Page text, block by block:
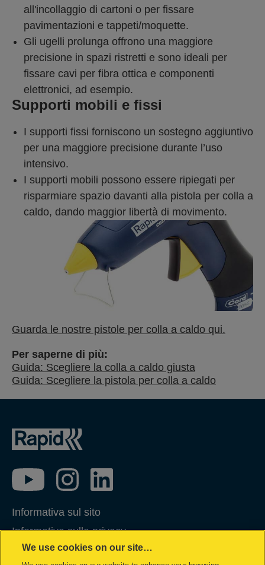
all'incollaggio di cartoni o per fissare
pavimentazioni e tappeti/moquette.
Gli ugelli prolunga offrono una maggiore
precisione in spazi ristretti e sono ideali per
fissare cavi per fibra ottica e componenti
elettronici, ad esempio.
Supporti mobili e fissi
I supporti fissi forniscono un sostegno aggiuntivo
per una maggiore precisione durante l’uso
intensivo.
I supporti mobili possono essere ripiegati per
risparmiare spazio davanti alla pistola per colla a
caldo, dando maggior libertà di movimento.
Guarda le nostre pistole per colla a caldo qui.
Per saperne di più:
Guida: Scegliere la colla a caldo giusta
Guida: Scegliere la pistola per colla a caldo
Informativa sul sito
Informativa sulla privacy
Gestione dei Cookie
We use cookies on our site…